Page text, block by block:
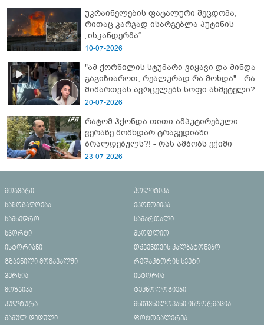
უკრაინელების ფატალური შეცდომა,
რითაც კარგად ისარგებლა პუტინის
„ისკანდერმა“
10-07-2026
"ამ ქორწილის სტუმარი ვიყავი და მინდა
გაგიზიაროთ, რეალურად რა მოხდა" - რა
მიმართვას ავრცელებს სოფი ახმეტელი?
20-07-2026
რატომ ჰქონდა თითი ამპუტირებული
ვერაზე მომხდარ ტრაგედიაში
ბრალდებულს?! - რას ამბობს ექიმი
23-07-2026
მთავარი
პოლიტიკა
საზოგადოება
ეკონომიკა
სამხედრო
სამართალი
სპორტი
მსოფლიო
ისტორიანი
თქვენთვის ქალბატონებო
გზავნილი მომავალში
რედაქტორის სვეტი
ვერსია
ისტორია
მოზაიკა
ტექნოლოგიები
კულტურა
მნიშვნელოვანი ინფორმაცია
მამულ-დედული
ფოტოგალერეა